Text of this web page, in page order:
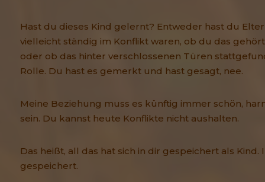
Hast du dieses Kind gelernt? Entweder hast du
vielleicht ständig im Konflikt waren, ob du das
oder ob das hinter verschlossenen Türen
Rolle. Du hast es gemerkt und hast gesagt, nee.
Meine Beziehung muss es künftig immer schön,
sein. Du kannst heute Konflikte nicht aushalten.
Das heißt, all das hat sich in dir gespeichert als Kind.
gespeichert.